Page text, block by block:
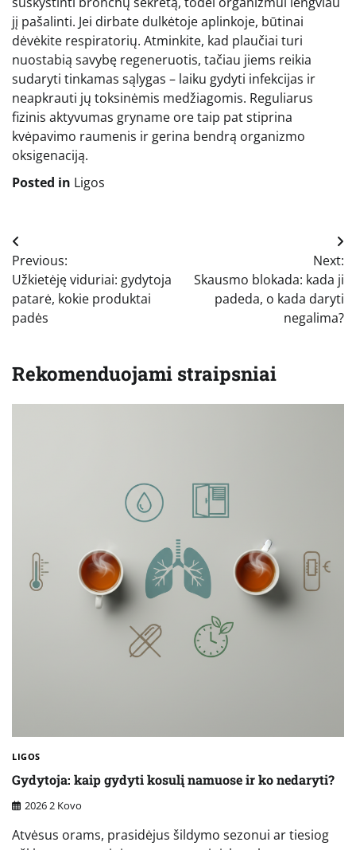
jį pašalinti. Jei dirbate dulkėtoje aplinkoje, būtinai
dėvėkite respiratorių. Atminkite, kad plaučiai turi
nuostabią savybę regeneruotis, tačiau jiems reikia
sudaryti tinkamas sąlygas – laiku gydyti infekcijas ir
neapkrauti jų toksinėmis medžiagomis. Reguliarus
fizinis aktyvumas gryname ore taip pat stiprina
kvėpavimo raumenis ir gerina bendrą organizmo
oksigenaciją.
Posted in Ligos
Navigacija
tarp
įrašų
Previous:
Užkietėję viduriai: gydytoja
patarė, kokie produktai
padės
Next:
Skausmo blokada: kada ji
padeda, o kada daryti
negalima?
Rekomenduojami straipsniai
LIGOS
Gydytoja: kaip gydyti kosulį namuose ir ko nedaryti?
2026 2 Kovo
Atvėsus orams, prasidėjus šildymo sezonui ar tiesiog